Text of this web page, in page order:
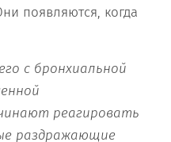
появляются, когда
с бронхиальной
реагировать
раздражающие